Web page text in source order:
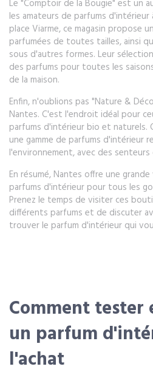
Le "Comptoir de la Bougie" est un
les amateurs de parfums
place Viarme, ce magasin propose
parfumées de toutes tailles, ainsi
sous d'autres formes. Leur
des parfums pour toutes les
de la maison.
Enfin, n'oublions pas "Nature &
Nantes. C'est l'endroit idéal pour
parfums d'intérieur bio et
une gamme de parfums d'intérieur
l'environnement, avec des
En résumé, Nantes offre une
parfums d'intérieur pour tous les
Prenez le temps de visiter ces
différents parfums et de discuter
trouver le parfum d'intérieur qui
Comment tester
un parfum
l'achat